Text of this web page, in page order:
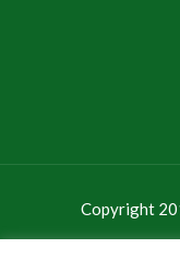
Copyright